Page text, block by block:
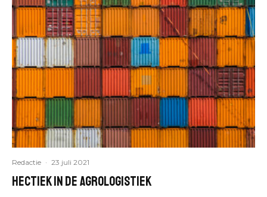
Redactie · 23 juli 2021
Hectiek in de Agrologistiek